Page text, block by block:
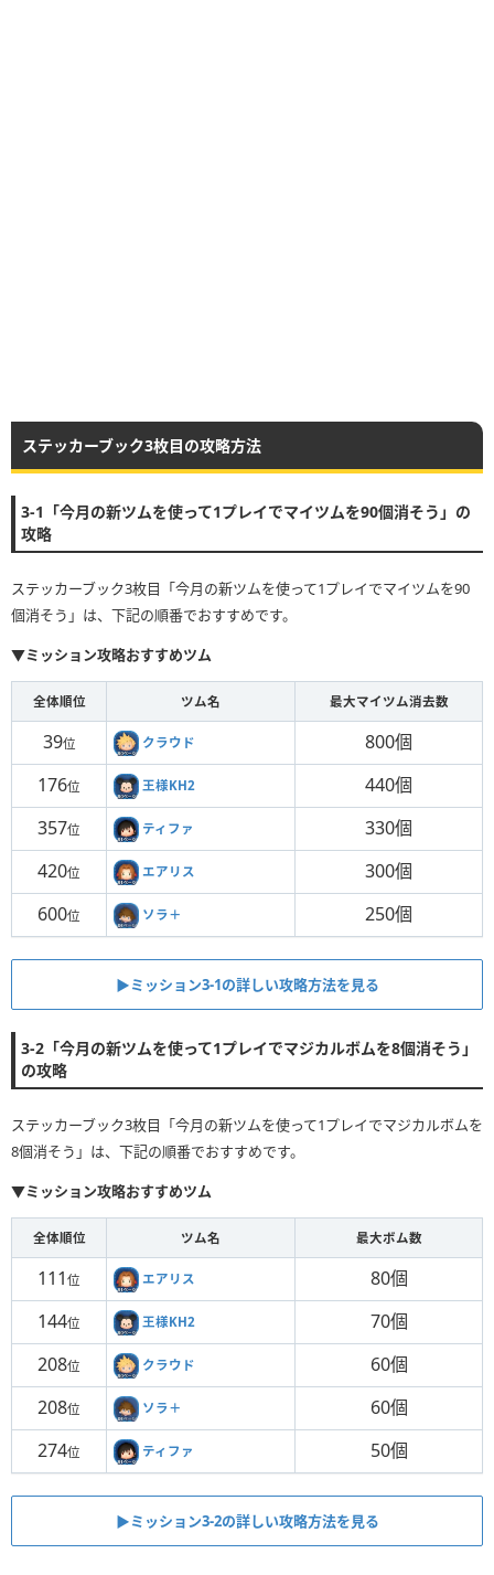
ステッカーブック3枚目の攻略方法
3-1「今月の新ツムを使って1プレイでマイツムを90個消そう」の
攻略
ステッカーブック3枚目「今月の新ツムを使って1プレイでマイツムを90
個消そう」は、下記の順番でおすすめです。
▼ミッション攻略おすすめツム
全体順位 ツム名 最大マイツム消去数
39位 クラウド
800個
176位 王様KH2
440個
357位 ティファ
330個
420位 エアリス
300個
600位 ソラ＋ 250個
▶ミッション3-1の詳しい攻略方法を見る
3-2「今月の新ツムを使って1プレイでマジカルボムを8個消そう」
の攻略
ステッカーブック3枚目「今月の新ツムを使って1プレイでマジカルボムを
8個消そう」は、下記の順番でおすすめです。
▼ミッション攻略おすすめツム
全体順位 ツム名 最大ボム数
111 位 エアリス
80個
144位 王様KH2
70個
208位 クラウド
60個
208位 ソラ＋
60個
274位 ティファ 50個
▶ミッション3-2の詳しい攻略方法を見る